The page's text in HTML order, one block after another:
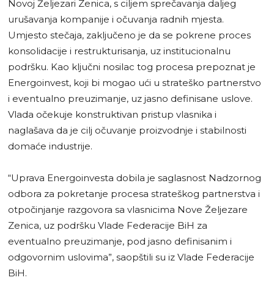
Novoj Željezari Zenica, s ciljem sprečavanja daljeg
urušavanja kompanije i očuvanja radnih mjesta.
Umjesto stečaja, zaključeno je da se pokrene proces
konsolidacije i restrukturisanja, uz institucionalnu
podršku. Kao ključni nosilac tog procesa prepoznat je
Energoinvest, koji bi mogao ući u strateško partnerstvo
i eventualno preuzimanje, uz jasno definisane uslove.
Vlada očekuje konstruktivan pristup vlasnika i
naglašava da je cilj očuvanje proizvodnje i stabilnosti
domaće industrije.
“Uprava Energoinvesta dobila je saglasnost Nadzornog
odbora za pokretanje procesa strateškog partnerstva i
otpočinjanje razgovora sa vlasnicima Nove Željezare
Zenica, uz podršku Vlade Federacije BiH za
eventualno preuzimanje, pod jasno definisanim i
odgovornim uslovima”, saopštili su iz Vlade Federacije
BiH.